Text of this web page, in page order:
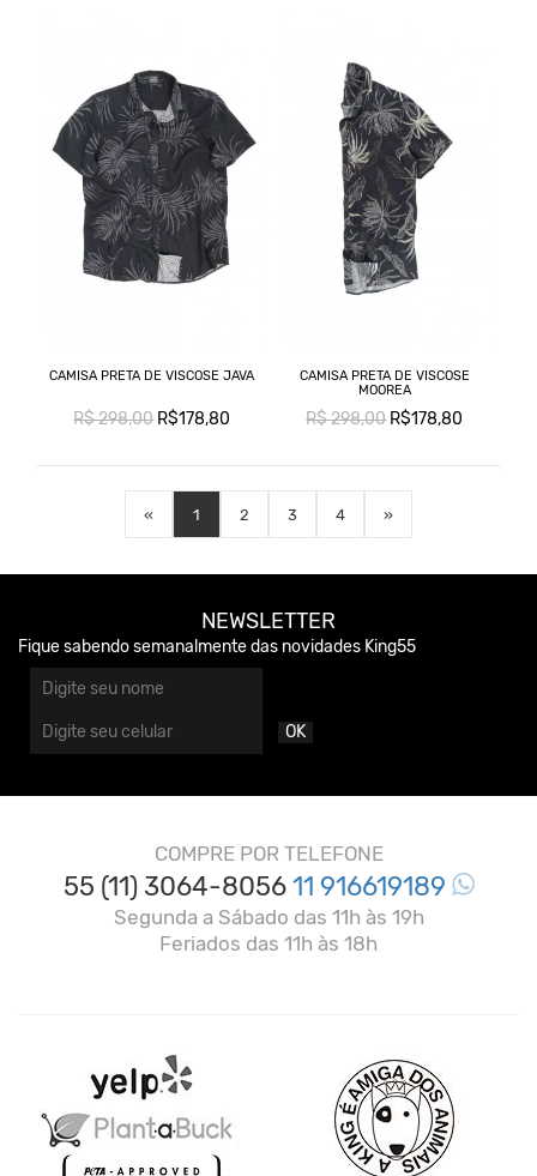
CAMISA PRETA DE VISCOSE JAVA
R$ 298,00R$178,80
CAMISA PRETA DE VISCOSE
MOOREA
R$ 298,00R$178,80
« 1 2 3 4 »
NEWSLETTER
Fique sabendo semanalmente das novidades King55
OK
COMPRE POR TELEFONE
55 (11) 3064-805611 916619189
Segunda a Sábado das 11h às 19h
Feriados das 11h às 18h